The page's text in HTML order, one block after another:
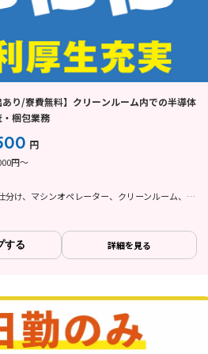
あり/寮費無料】クリーンルーム内での半導体
梱包業務
円
円～
検査、梱包・仕分け、マシンオペレーター、クリーンルーム、座り作業、立ち作業
する 詳細を見る